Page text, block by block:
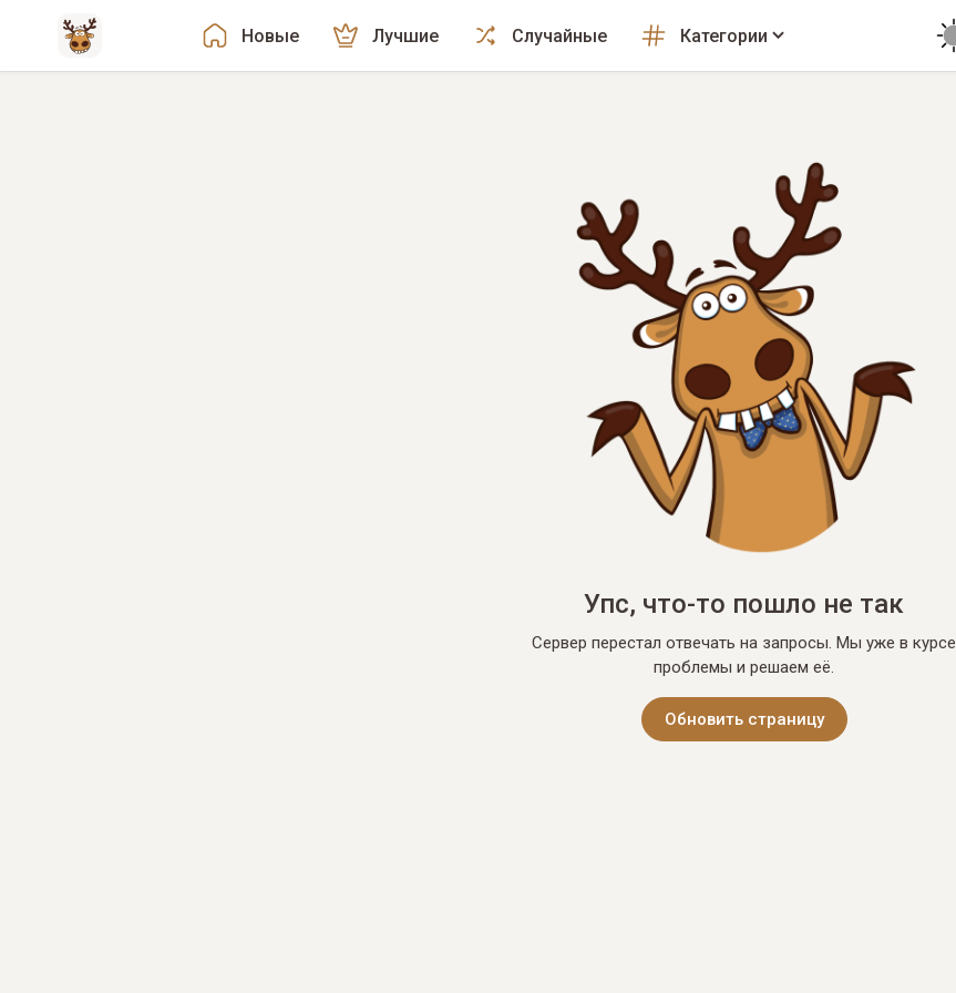
Новые Лучшие Случайные Категории
Упс, что-то пошло не так
Сервер перестал отвечать на запросы. Мы уже в курсе
проблемы и решаем её.
Обновить страницу